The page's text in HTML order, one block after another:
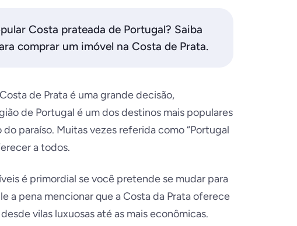
Costa prateada de Portugal? Saiba
comprar um imóvel na Costa de Prata.
de Prata é uma grande decisão,
de Portugal é um dos destinos mais populares
paraíso. Muitas vezes referida como “Portugal
a todos.
é primordial se você pretende se mudar para
a pena mencionar que a Costa da Prata oferece
vilas luxuosas até as mais econômicas.